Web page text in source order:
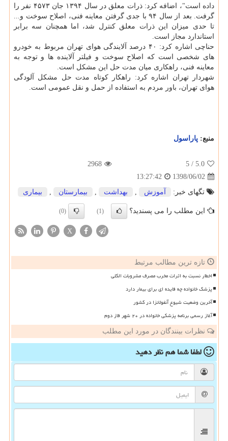
داده است"، اضافه كرد: ذرات معلق در سال ۱۳۹۴ جان ۴۵۷۳ نفر را
گرفت. بعد از سال ۹۴ با جدی گرفتن معاینه فنی، اصلاح سوخت و...
تا حدی میزان این ذرات معلق كنترل شد، اما همچنان سه برابر
استاندارد مجاز است.
حناچی اشاره كرد: ۴۰ درصد آلایندگی هوای تهران مربوط به خودرو
های شخصی است كه اصلاح سوخت و فیلتر آلاینده ها و توجه به
معاینه فنی، راهكاری میان مدت حل این مشكل است.
شهردار تهران اشاره كرد: راهكار كوتاه مدت حل مشكل آلودگی
هوای تهران، باور مردم به استفاده از حمل و نقل عمومی است.
منبع: پاراسول
5.0
/ 5
2968
1398/06/02
13:27:42
تگهای خبر:
آموزش , بهداشت , بیمارستان , بیماری
این مطلب را می پسندید؟ (1)
(0)
X
تازه ترین مطالب مرتبط
اخطار نسبت به اثرات مخرب مصرف مشروبات الکلی
پزشک خانواده چه فایده ای برای بیمار دارد
آخرین وضعیت شیوع آنفولانزا در کشور
آغاز رسمی برنامه پزشکی خانواده در ۲۰ شهر فاز دوم
نظرات بینندگان در مورد این مطلب
لطفا شما همنظر دهید